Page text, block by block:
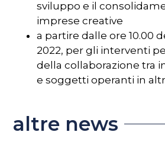
sviluppo e il
imprese creative
a partire dalle ore 10.00
2022, per gli interventi
della collaborazione tra
e soggetti operanti in
altre news